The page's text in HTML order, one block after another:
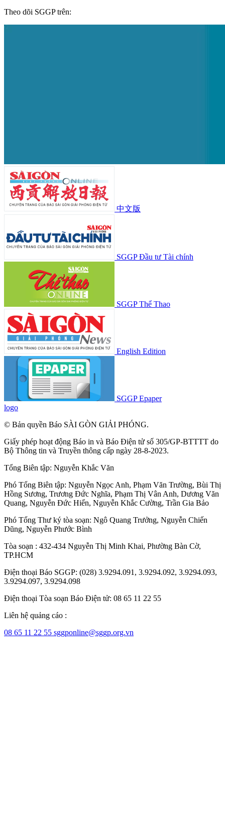
Theo dõi SGGP trên:
中文版
SGGP Đầu tư Tài chính
SGGP Thể Thao
English Edition
SGGP Epaper
logo
© Bản quyền Báo SÀI GÒN GIẢI PHÓNG.
Giấy phép hoạt động Báo in và Báo Điện tử số 305/GP-BTTTT do
Bộ Thông tin và Truyền thông cấp ngày 28-8-2023.
Tổng Biên tập: Nguyễn Khắc Văn
Phó Tổng Biên tập: Nguyễn Ngọc Anh, Phạm Văn Trường, Bùi Thị
Hồng Sương, Trương Đức Nghĩa, Phạm Thị Vân Anh, Dương Văn
Quang, Nguyễn Đức Hiển, Nguyễn Khắc Cường, Trần Gia Bảo
Phó Tổng Thư ký tòa soạn: Ngô Quang Trưởng, Nguyễn Chiến
Dũng, Nguyễn Phước Bình
Tòa soạn : 432-434 Nguyễn Thị Minh Khai, Phường Bàn Cờ,
TP.HCM
Điện thoại Báo SGGP: (028) 3.9294.091, 3.9294.092, 3.9294.093,
3.9294.097, 3.9294.098
Điện thoại Tòa soạn Báo Điện tử: 08 65 11 22 55
Liên hệ quảng cáo :
08 65 11 22 55 sggponline@sggp.org.vn